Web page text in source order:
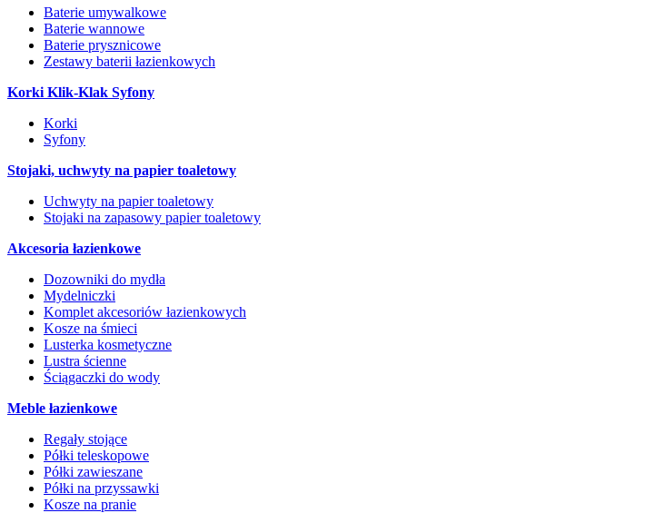
Baterie umywalkowe
Baterie wannowe
Baterie prysznicowe
Zestawy baterii łazienkowych
Korki Klik-Klak Syfony
Korki
Syfony
Stojaki, uchwyty na papier toaletowy
Uchwyty na papier toaletowy
Stojaki na zapasowy papier toaletowy
Akcesoria łazienkowe
Dozowniki do mydła
Mydelniczki
Komplet akcesoriów łazienkowych
Kosze na śmieci
Lusterka kosmetyczne
Lustra ścienne
Ściągaczki do wody
Meble łazienkowe
Regały stojące
Półki teleskopowe
Półki zawieszane
Półki na przyssawki
Kosze na pranie